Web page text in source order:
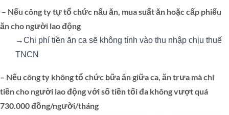
– Nếu công ty tự tổ chức nấu ăn, mua suất ăn hoặc cấp phiếu
ăn cho người lao động
→Chi phí tiền ăn ca sẽ không tính vào thu nhập chịu thuế
TNCN
– Nếu công ty không tổ chức bữa ăn giữa ca, ăn trưa mà chi
tiền cho người lao động với số tiền tối đa không vượt quá
730.000 đồng/người/tháng